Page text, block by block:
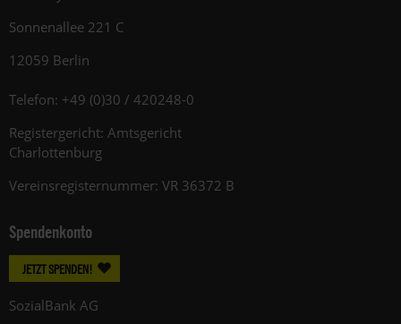
Sonnenallee 221 C
12059 Berlin
Telefon: +49 (0)30 / 420248-0
Registergericht: Amtsgericht
Charlottenburg
Vereinsregisternummer: VR 36372 B
Spendenkonto
JETZT SPENDEN!
SozialBank AG